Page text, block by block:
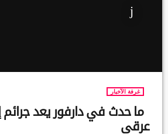
غرفة الآخبار
ما حدث في دارفور يعد جرائم
عرقي